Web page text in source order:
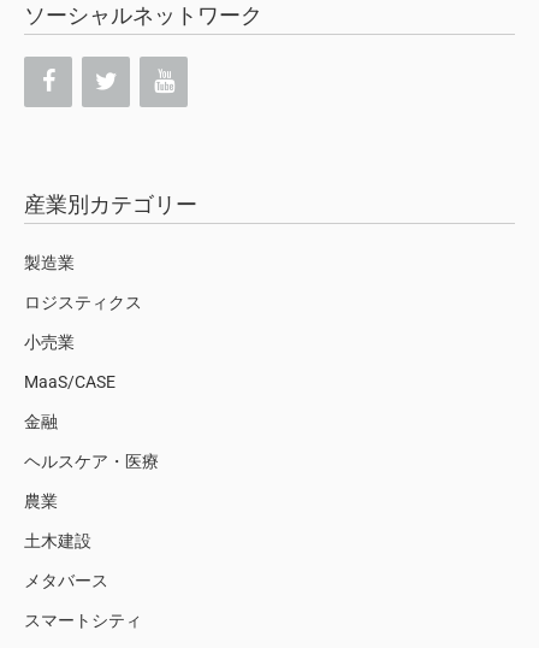
ソーシャルネットワーク
産業別カテゴリー
製造業
ロジスティクス
小売業
MaaS/CASE
金融
ヘルスケア・医療
農業
土木建設
メタバース
スマートシティ